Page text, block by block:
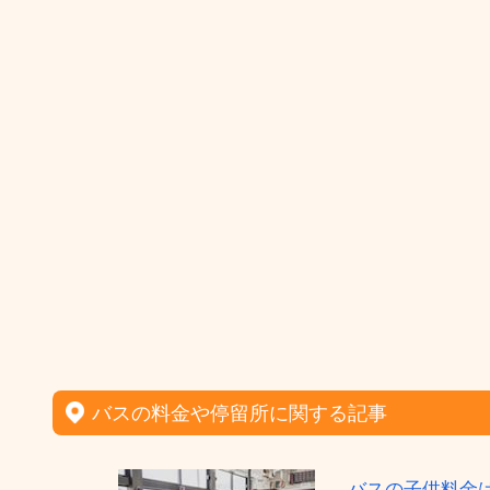
バスの料金や停留所に関する記事